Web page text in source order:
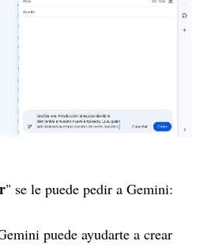
" se le puede pedir a Gemini:
puede ayudarte a crear